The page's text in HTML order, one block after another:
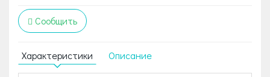
Сообщить
Характеристики Описание